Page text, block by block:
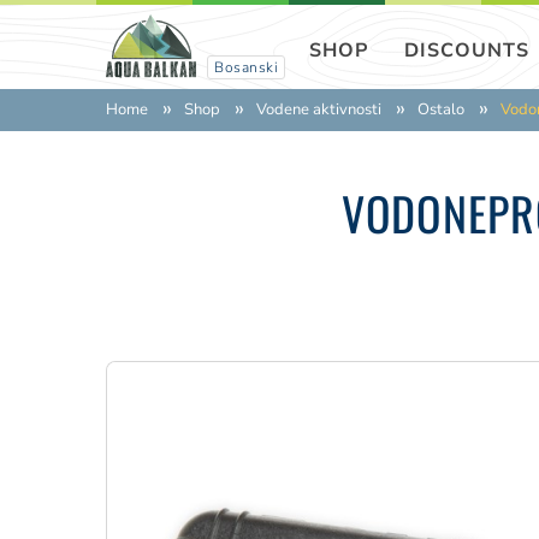
Bosanski
SHOP DISCOUNTS
Home Shop Vodene aktivnosti Ostalo